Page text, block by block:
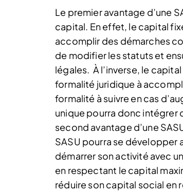
Le premier avantage d’une
capital. En effet, le capital
accomplir des démarches
de modifier les statuts et
légales. À l’inverse, le
formalité juridique à
formalité à suivre en cas
unique pourra donc intégrer
second avantage d’une
SASU pourra se développer
démarrer son activité avec
en respectant le capital
réduire son capital social en